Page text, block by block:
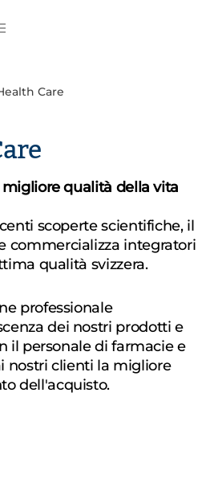
Care
qualità della vita
scoperte scientifiche, il
commercializza integratori
qualità svizzera.
professionale
dei nostri prodotti e
il personale di farmacie e
nostri clienti la migliore
dell'acquisto.